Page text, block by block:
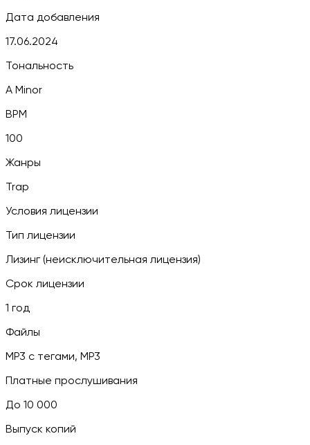
Дата добавления
17.06.2024
Тональность
A Minor
BPM
100
Жанры
Trap
Условия лицензии
Тип лицензии
Лизинг (неисключительная лицензия)
Срок лицензии
1 год
Файлы
MP3 c тегами, MP3
Платные прослушивания
До 10 000
Выпуск копий